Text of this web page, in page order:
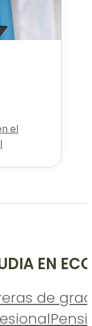
el
EN
de